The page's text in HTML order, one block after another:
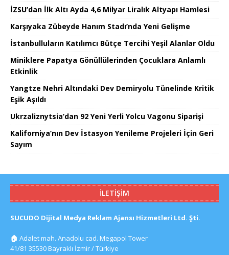
İZSU’dan İlk Altı Ayda 4,6 Milyar Liralık Altyapı Hamlesi
Karşıyaka Zübeyde Hanım Stadı’nda Yeni Gelişme
İstanbulluların Katılımcı Bütçe Tercihi Yeşil Alanlar Oldu
Miniklere Papatya Gönüllülerinden Çocuklara Anlamlı
Etkinlik
Yangtze Nehri Altındaki Dev Demiryolu Tünelinde Kritik
Eşik Aşıldı
Ukrzaliznytsia’dan 92 Yeni Yerli Yolcu Vagonu Siparişi
Kaliforniya’nın Dev İstasyon Yenileme Projeleri İçin Geri
Sayım
İLETIŞIM
SUCUDO Dijital Medya Reklam Ajansı Hizmetleri Ltd. Şti.
🏠 Adalet mah. Anadolu cad. Megapol Tower
41/81 35530 Bayraklı İzmir / Türkiye